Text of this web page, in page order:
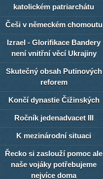
katolickém patriarchátu
Češi v německém chomoutu
Izrael - Glorifikace Bandery
není vnitřní věcí Ukrajiny
Skutečný obsah Putinových
reforem
Končí dynastie Čižinských
Ročník jedenadvacet III
K mezinárodní situaci
Řecko si zaslouží pomoc ale
naše vojáky potřebujeme
nejvíce doma